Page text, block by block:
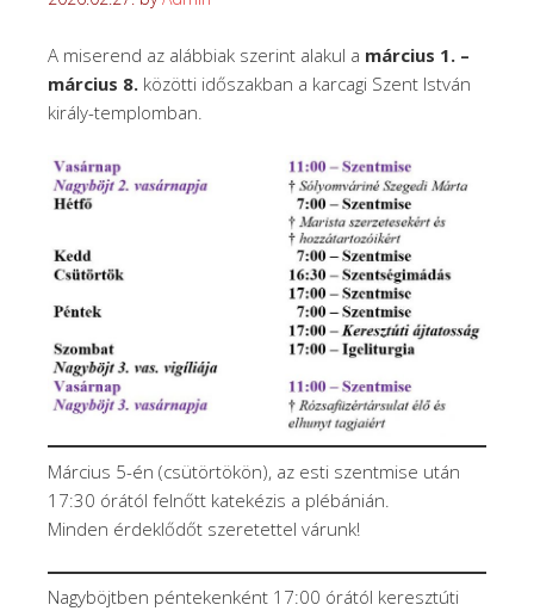
A miserend az alábbiak szerint alakul a március 1. –
március 8. közötti időszakban a karcagi Szent István
király-templomban.
Március 5-én (csütörtökön), az esti szentmise után
17:30 órától felnőtt katekézis a plébánián.
Minden érdeklődőt szeretettel várunk!
Nagyböjtben péntekenként 17:00 órától keresztúti